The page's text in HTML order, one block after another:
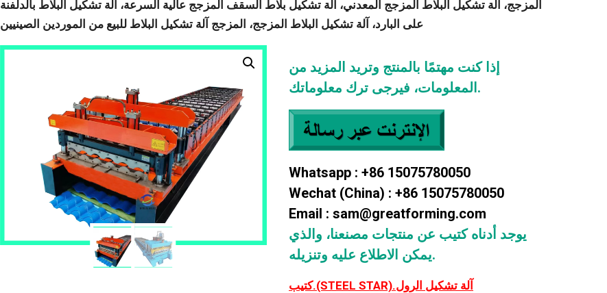
المزجج، آلة تشكيل البلاط المزجج المعدني، آلة تشكيل بلاط السقف المزجج عالية السرعة، آلة تشكيل البلاط بالدلفنة
على البارد، آلة تشكيل البلاط المزجج، المزجج آلة تشكيل البلاط للبيع من الموردين الصينيين
إذا كنت مهتمًا بالمنتج وتريد المزيد من
المعلومات، فيرجى ترك معلوماتك.
Whatsapp : +86 15075780050
Wechat (China) : +86 15075780050
Email : sam@greatforming.com
يوجد أدناه كتيب عن منتجات مصنعنا، والذي
يمكن الاطلاع عليه وتنزيله.
كتيب.(STEEL STAR).آلة تشكيل الرول